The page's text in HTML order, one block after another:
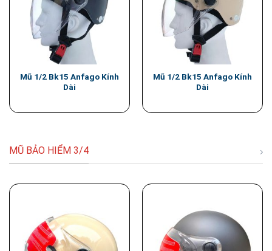
Mũ 1/2 Bk15 Anfago Kính
Dài
Mũ 1/2 Bk15 Anfago Kính
Dài
MŨ BẢO HIỂM 3/4